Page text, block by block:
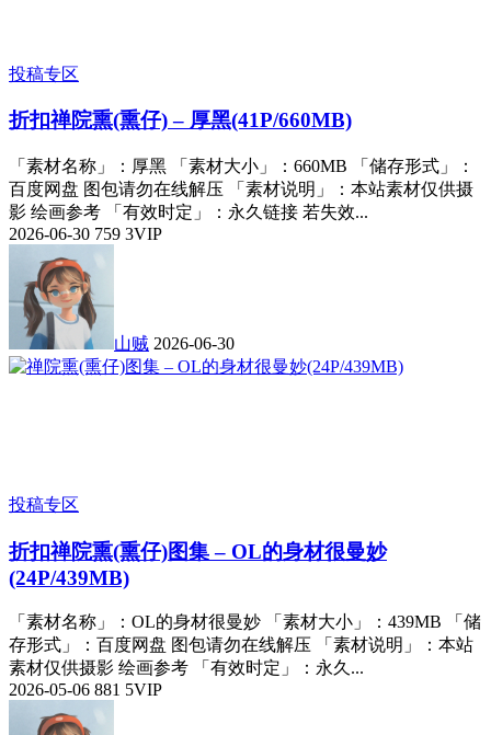
投稿专区
折扣禅院熏(熏仔) – 厚黑(41P/660MB)
「素材名称」：厚黑 「素材大小」：660MB 「储存形式」：
百度网盘 图包请勿在线解压 「素材说明」：本站素材仅供摄
影 绘画参考 「有效时定」：永久链接 若失效...
2026-06-30 759 3VIP
山贼 2026-06-30
投稿专区
折扣禅院熏(熏仔)图集 – OL的身材很曼妙
(24P/439MB)
「素材名称」：OL的身材很曼妙 「素材大小」：439MB 「储
存形式」：百度网盘 图包请勿在线解压 「素材说明」：本站
素材仅供摄影 绘画参考 「有效时定」：永久...
2026-05-06 881 5VIP